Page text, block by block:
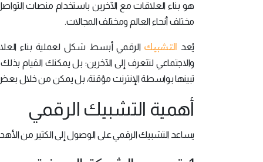
هو بناء العلاقات مع الآخرين باستخدام منصات
مختلف أنحاء العالم ومختلف المجالات.
يُعد التشبيك الرقمي أبسط شكل لعملية بناء
والاجتماعي لتتعرف إلى الآخرين؛ بل يمكنك القيام
تبينها بواسطة الإنترنت مؤقتة، بل يمكن من خلال بعض
أهمية التشبيك الرقمي
يساعد التشبيك الرقمي على الوصول إلى الكثير من